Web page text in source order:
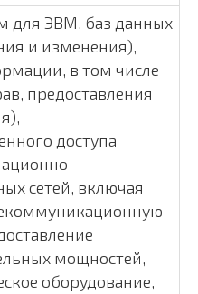
для ЭВМ, баз данных
и изменения),
в том числе
предоставления
доступа
сетей, включая
мощностей,
оборудование,